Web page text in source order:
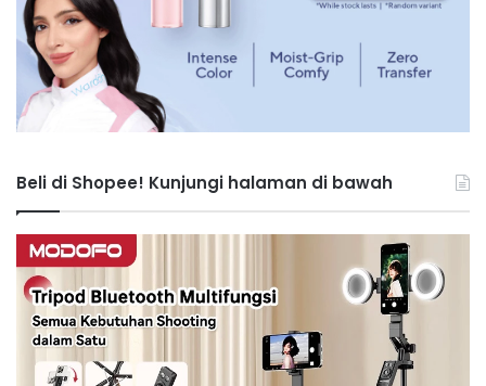
Beli di Shopee! Kunjungi halaman di bawah